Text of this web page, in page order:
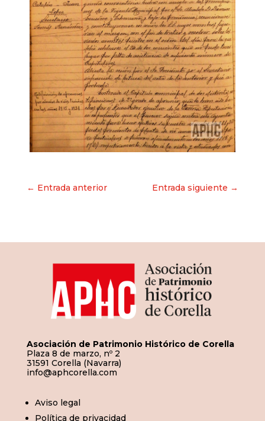
Navegación
← Entrada anterior Entrada siguiente →
Asociación de Patrimonio Histórico de Corella
Plaza 8 de marzo, nº 2
31591 Corella (Navarra)
info@aphcorella.com
Aviso legal
Política de privacidad